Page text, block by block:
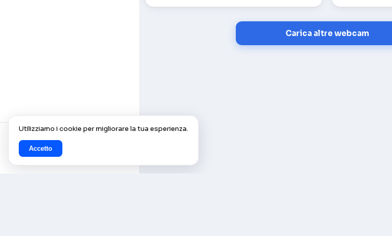
Carica altre webcam
Utilizziamo i cookie per migliorare la tua esperienza.
Accetto